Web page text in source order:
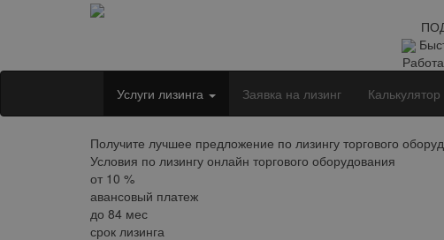
Услуги лизинга Заявка на лизинг Калькулятор
Получите лучшее предложение по лизингу торгового
Условия по лизингу онлайн торгового оборудования
от 10 %
авансовый платеж
до 84 мес
срок лизинга